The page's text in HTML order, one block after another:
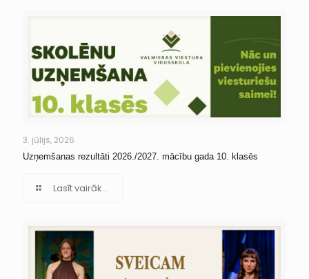
3. jūlijs, 2026
Uzņemšanas rezultāti 2026./2027. mācību gada 10. klasēs
Lasīt vairāk...